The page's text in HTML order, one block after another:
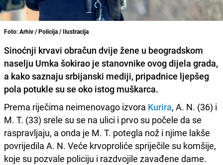
Foto: Arhiv / Policija / Ilustracija
Sinoćnji krvavi obračun dvije žene u beogradskom
naselju Umka šokirao je stanovnike ovog dijela grada,
a kako saznaju srbijanski mediji, pripadnice ljepšeg
pola potukle su se oko istog muškarca.
Prema riječima neimenovago izvora Kurira, A. N. (36) i
M. T. (33) srele su se na ulici i prvo su počele da se
raspravljaju, a onda je M. T. potegla nož i njime lakše
povrijedila A. N. Veće krvoproliće spriječile su komšije,
koje su pozvale policiju i razdvojile zavađene dame.